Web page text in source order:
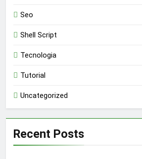
Seo
Shell Script
Tecnologia
Tutorial
Uncategorized
Recent Posts